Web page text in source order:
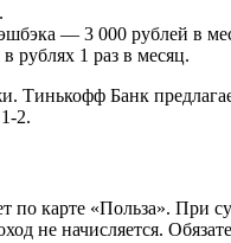
— 3 000 рублей в
рублях 1 раз в месяц.
Тинькофф Банк
2.
по карте «Польза». При
не начисляется.